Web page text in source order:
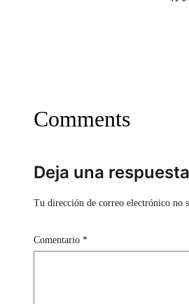
Comments
Deja una respuesta
Tu dirección de correo electrónico no
Comentario *